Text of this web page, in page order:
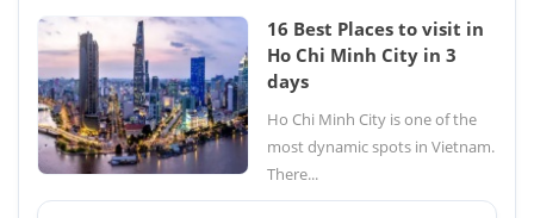
16 Best Places to visit in
Ho Chi Minh City in 3
days
Ho Chi Minh City is one of the
most dynamic spots in Vietnam.
There...